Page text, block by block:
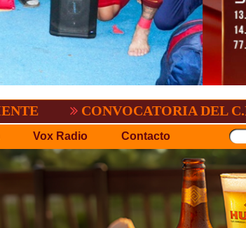
CONVOCATORIA DEL C.P.D.O.
Vox Radio Contacto